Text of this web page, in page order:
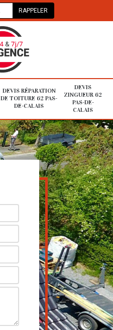
DEVIS RÉPARATION
DE TOITURE 62 PAS-
DE-CALAIS
DEVIS
ZINGUEUR 62
PAS-DE-
CALAIS